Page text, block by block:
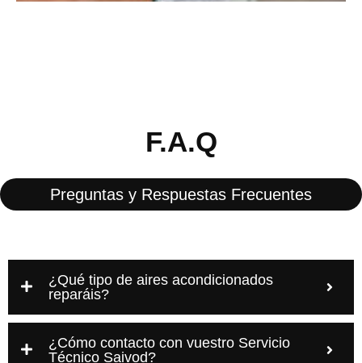
F.A.Q
Preguntas y Respuestas Frecuentes
¿Qué tipo de aires acondicionados
reparáis?
¿Cómo contacto con vuestro Servicio
Técnico Saivod?